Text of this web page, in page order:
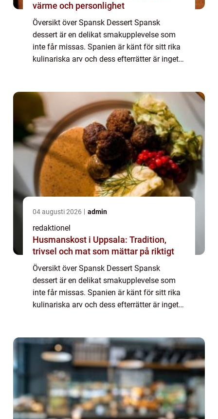
värme och personlighet
Översikt över Spansk Dessert Spansk
dessert är en delikat smakupplevelse som
inte får missas. Spanien är känt för sitt rika
kulinariska arv och dess efterrätter är inget
04 augusti 2026 admin
redaktionel
Husmanskost i Uppsala: Tradition,
trivsel och mat som mättar på riktigt
Översikt över Spansk Dessert Spansk
dessert är en delikat smakupplevelse som
inte får missas. Spanien är känt för sitt rika
kulinariska arv och dess efterrätter är inget